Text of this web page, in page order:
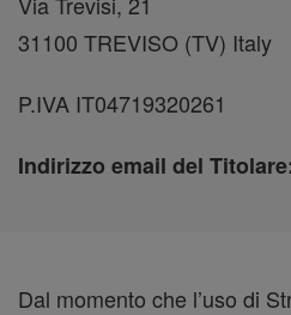
31100 TREVISO (TV) Italy
P.IVA IT04719320261
Indirizzo email del
Dal momento che l’uso di